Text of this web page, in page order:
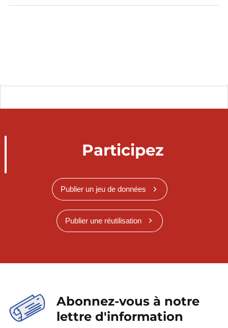
Participez
Publier un jeu de données
Publier une réutilisation
Abonnez-vous à notre
lettre d'information